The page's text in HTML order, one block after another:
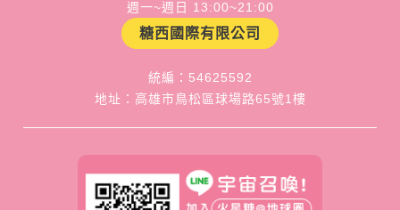
週一~週日 13:00~21:00
糖西國際有限公司
統編：54625592
地址：高雄市鳥松區球場路65號1樓